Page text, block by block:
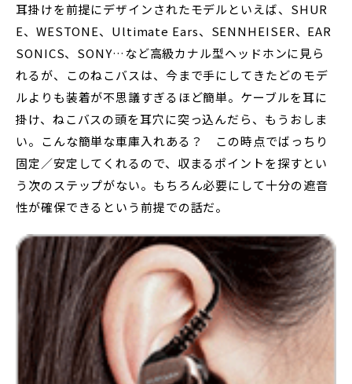
耳掛けを前提にデザインされたモデルといえば、SHUR
E、WESTONE、Ultimate Ears、SENNHEISER、EAR
SONICS、SONY…など高級カナル型ヘッドホンに見ら
れるが、このねこバスは、今まで手にしてきたどのモデ
ルよりも装着が不思議すぎるほど簡単。ケーブルを耳に
掛け、ねこバスの頭を耳穴に突っ込んだら、もうおしま
い。こんな簡単な車庫入れある？ この時点でばっちり
固定／安定してくれるので、収まるポイントを探すとい
う次のステップがない。もちろん必要にして十分の遮音
性が確保できるという前提での話だ。